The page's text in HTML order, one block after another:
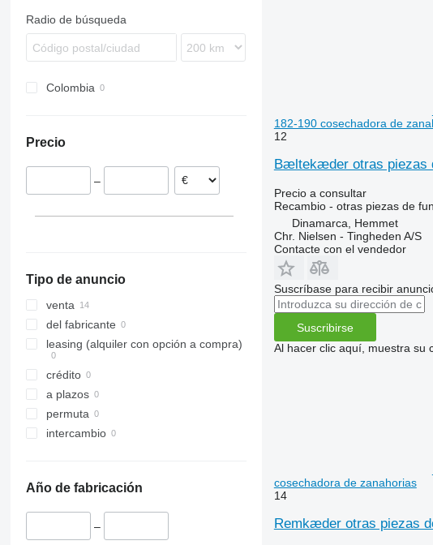
Radio de búsqueda
Colombia
Precio
–
Tipo de anuncio
venta
del fabricante
leasing (alquiler con opción a compra)
crédito
a plazos
permuta
intercambio
Año de fabricación
–
182-190 cosechadora de
12
Bæltekæder otras piezas
Precio a consultar
Recambio - otras piezas de
Dinamarca, Hemmet
Chr. Nielsen - Tingheden A/S
Contacte con el vendedor
Suscríbase para recibir
Suscribirse
Al hacer clic aquí, muestra su
cosechadora de zanahorias
14
Remkæder otras piezas